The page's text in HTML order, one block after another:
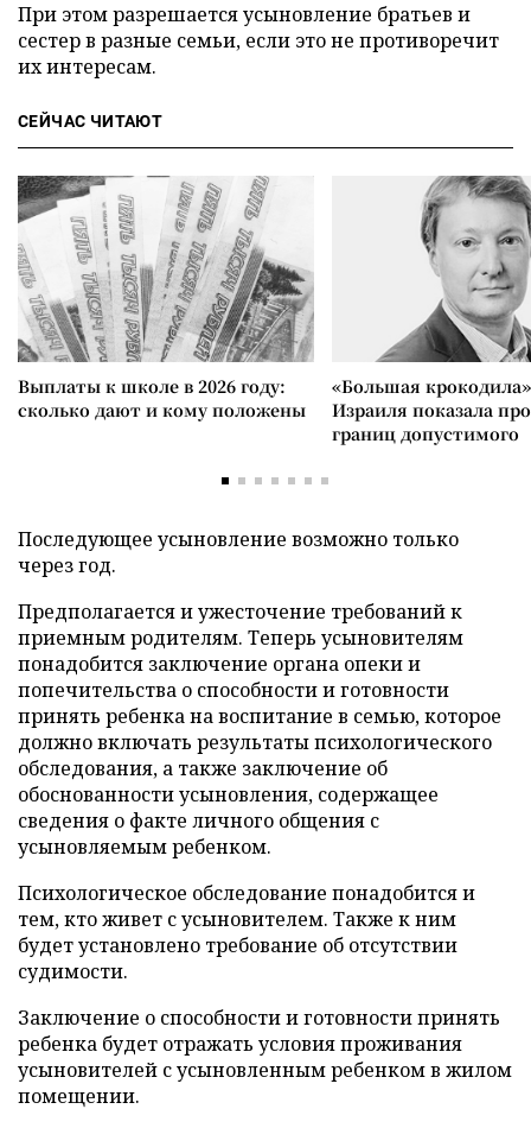
При этом разрешается усыновление братьев и
сестер в разные семьи, если это не противоречит
их интересам.
СЕЙЧАС ЧИТАЮТ
Выплаты к школе в 2026 году:
сколько дают и кому положены
«Большая
Израиля показала
границ допустимого
Последующее усыновление возможно только
через год.
Предполагается и ужесточение требований к
приемным родителям. Теперь усыновителям
понадобится заключение органа опеки и
попечительства о способности и готовности
принять ребенка на воспитание в семью, которое
должно включать результаты психологического
обследования, а также заключение об
обоснованности усыновления, содержащее
сведения о факте личного общения с
усыновляемым ребенком.
Психологическое обследование понадобится и
тем, кто живет с усыновителем. Также к ним
будет установлено требование об отсутствии
судимости.
Заключение о способности и готовности принять
ребенка будет отражать условия проживания
усыновителей с усыновленным ребенком в жилом
помещении.